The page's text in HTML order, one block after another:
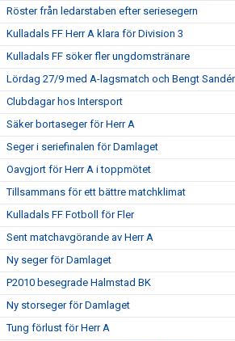
Röster från ledarstaben efter seriesegern
Kulladals FF Herr A klara för Division 3
Kulladals FF söker fler ungdomstränare
Lördag 27/9 med A-lagsmatch och Bengt
Clubdagar hos Intersport
Säker bortaseger för Herr A
Seger i seriefinalen för Damlaget
Oavgjort för Herr A i toppmötet
Tillsammans för ett bättre matchklimat
Kulladals FF Fotboll för Fler
Sent matchavgörande av Herr A
Ny seger för Damlaget
P2010 besegrade Halmstad BK
Ny storseger för Damlaget
Tung förlust för Herr A